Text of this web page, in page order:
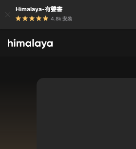
Himalaya-有聲書
4.8k 安裝